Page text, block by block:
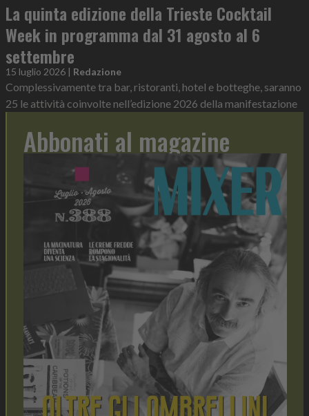
La quinta edizione della Trieste Cocktail
Week in programma dal 31 agosto al 6
settembre
15 luglio 2026 | Redazione
Complessivamente tra bar, ristoranti, hotel e botteghe, saranno
25 le attività coinvolte nell’edizione 2026 della manifestazione
Abbonati al magazine